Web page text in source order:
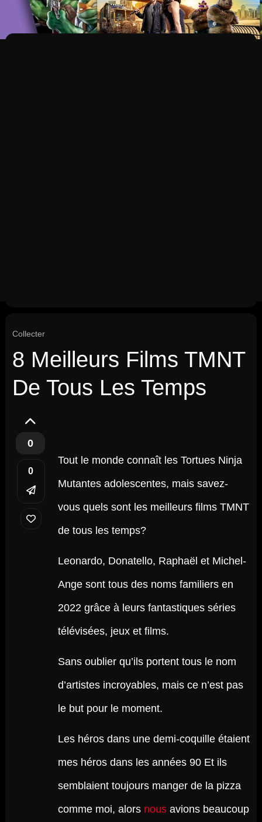
Collecter
8 Meilleurs Films TMNT
De Tous Les Temps
0
0
Tout le monde connaît les Tortues Ninja
Mutantes adolescentes, mais savez-
vous quels sont les meilleurs films TMNT
de tous les temps?
Leonardo, Donatello, Raphaël et Michel-
Ange sont tous des noms familiers en
2022 grâce à leurs fantastiques séries
télévisées, jeux et films.
Sans oublier qu’ils portent tous le nom
d’artistes incroyables, mais ce n’est pas
le but pour le moment.
Les héros dans une demi-coquille étaient
mes héros dans les années 90 Et ils
semblaient toujours manger de la pizza
comme moi, alors nousavions beaucoup